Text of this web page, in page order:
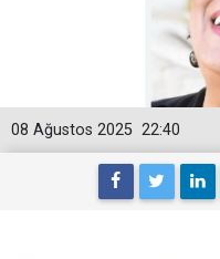
22:40
08 Ağustos 2025